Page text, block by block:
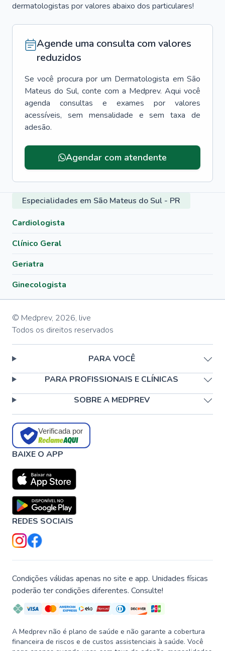
dermatologistas por valores abaixo dos particulares!
Agende uma consulta com valores
reduzidos
Se você procura por um Dermatologista em São
Mateus do Sul, conte com a Medprev. Aqui você
agenda consultas e exames por valores
acessíveis, sem mensalidade e sem taxa de
adesão.
Agendar com atendente
Especialidades em São Mateus do Sul - PR
Cardiologista
Clínico Geral
Geriatra
Ginecologista
© Medprev, 2026, live
Todos os direitos reservados
PARA VOCÊ
PARA PROFISSIONAIS E CLÍNICAS
SOBRE A MEDPREV
Verificada por
BAIXE O APP
REDES SOCIAIS
Condições válidas apenas no site e app. Unidades físicas
poderão ter condições diferentes. Consulte!
A Medprev não é plano de saúde e não garante a cobertura
financeira de riscos e de custos assistenciais à saúde. Você